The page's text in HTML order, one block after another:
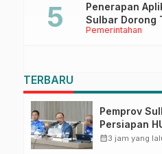
Pemerintahan
Penerapan
Sulbar Dorong
Sistem
TERBARU
Pemprov
Persiapan
Upacara di
calendar_month3 jam yang